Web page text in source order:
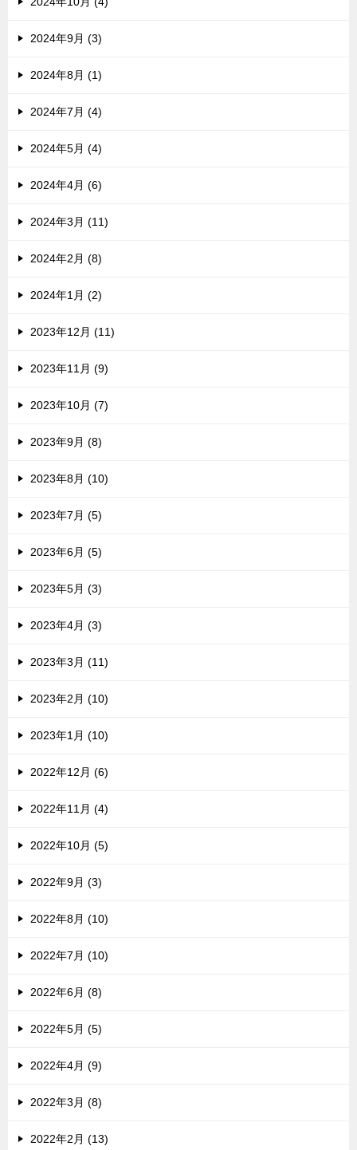
2024年9月 (3)
2024年8月 (1)
2024年7月 (4)
2024年5月 (4)
2024年4月 (6)
2024年3月 (11)
2024年2月 (8)
2024年1月 (2)
2023年12月 (11)
2023年11月 (9)
2023年10月 (7)
2023年9月 (8)
2023年8月 (10)
2023年7月 (5)
2023年6月 (5)
2023年5月 (3)
2023年4月 (3)
2023年3月 (11)
2023年2月 (10)
2023年1月 (10)
2022年12月 (6)
2022年11月 (4)
2022年10月 (5)
2022年9月 (3)
2022年8月 (10)
2022年7月 (10)
2022年6月 (8)
2022年5月 (5)
2022年4月 (9)
2022年3月 (8)
2022年2月 (13)